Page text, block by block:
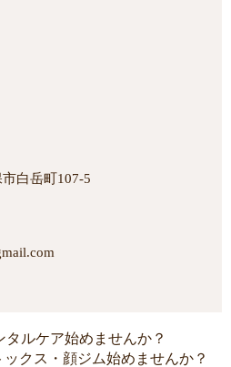
白岳町107-5
ルケア始めませんか？
ックス・顔ジム始めませんか？